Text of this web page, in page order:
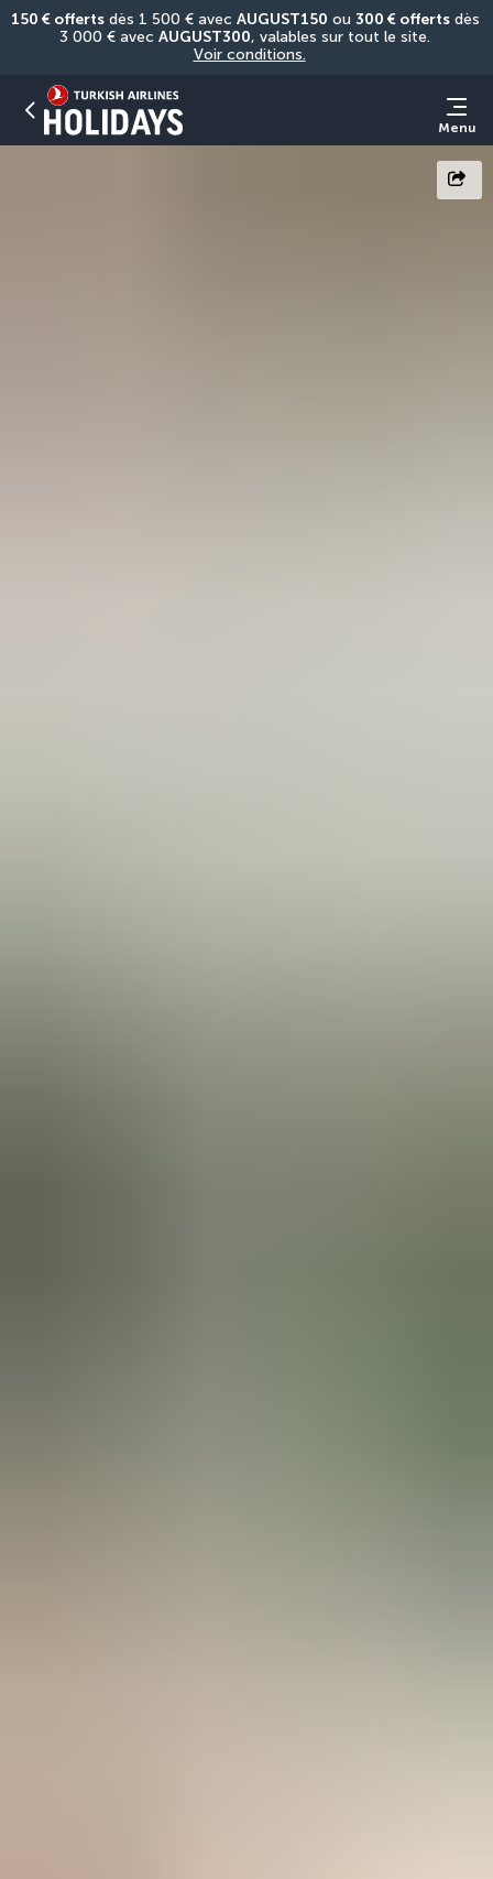
150 € offerts dès 1 500 € avec AUGUST150 ou 300 € offerts dès
3 000 € avec AUGUST300
Voir conditions.
Menu